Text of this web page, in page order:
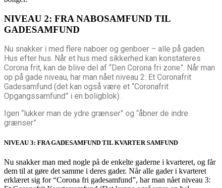
NIVEAU 2: FRA NABOSAMFUND TIL
GADESAMFUND
Nu snakker i med flere naboer og genboer – alle på gaden.
Hus efter hus. Når et hus med sikkerhed kan konstateres
Corona frit, kan de blive del af “Den Corona fri zone”. Når man
op på gade niveau, har man nået niveau 2: Et Coronafrit
Gadesamfund (det kan også være et “Coronafrit
Opgangssamfund” i en boligblok).
Igen “lukker man de ydre grænser” og “åbner de indre
grænser”
NIVEAU 3: FRA GADESAMFUND TIL KVARTER SAMFUND
Nu snakker man med nogle på de enkelte gaderne i kvarteret, og får
dem til at gøre det samme i deres gader. Når alle gader i kvarteret
erklæret sig for “Corona fri gadesamfund”, har man nået niveau 3: